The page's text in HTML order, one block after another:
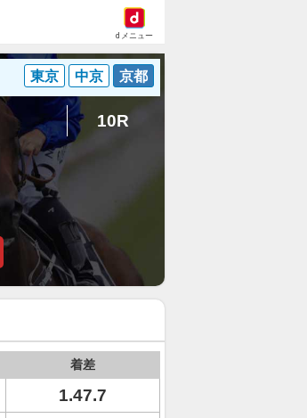
dメニュー
東京 中京 京都
10R
着差
1.47.7